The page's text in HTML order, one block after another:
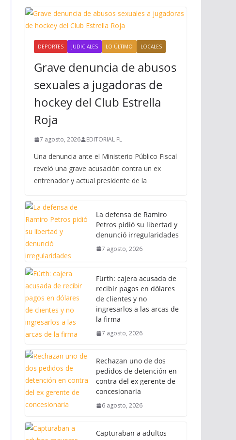
DEPORTES JUDICIALES LO ÚLTIMO LOCALES
Grave denuncia de abusos
sexuales a jugadoras de
hockey del Club Estrella
Roja
7 agosto, 2026 EDITORIAL FL
Una denuncia ante el Ministerio Público Fiscal
reveló una grave acusación contra un ex
entrenador y actual presidente de la
La defensa de Ramiro
Petros pidió su libertad y
denunció irregularidades
7 agosto, 2026
Fürth: cajera acusada de
recibir pagos en dólares
de clientes y no
ingresarlos a las arcas de
la firma
7 agosto, 2026
Rechazan uno de dos
pedidos de detención en
contra del ex gerente de
concesionaria
6 agosto, 2026
Capturaban a adultos